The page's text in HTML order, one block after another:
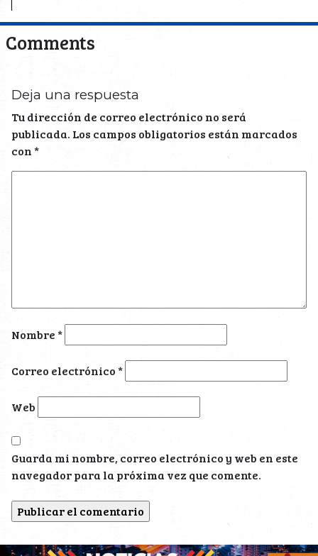
Comments
Deja una respuesta
Tu dirección de correo electrónico no será
publicada. Los campos obligatorios están marcados
con*
Nombre*
Correo electrónico*
Web
Guarda mi nombre, correo electrónico y web en este
navegador para la próxima vez que comente.